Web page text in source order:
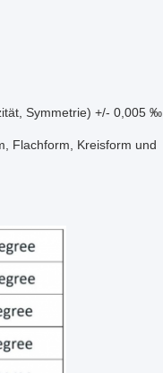
Symmetrie) +/- 0,005 ‰.
Flachform, Kreisform und